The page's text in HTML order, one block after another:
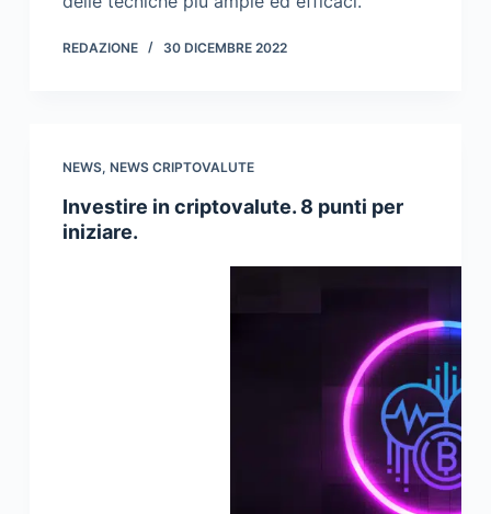
REDAZIONE 30 DICEMBRE 2022
NEWS, NEWS CRIPTOVALUTE
Investire in criptovalute. 8 punti per
iniziare.